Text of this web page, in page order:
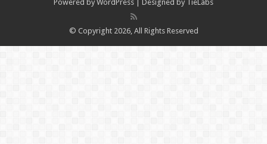
Powered by WordPress | Designed by TieLabs
© Copyright 2026, All Rights Reserved